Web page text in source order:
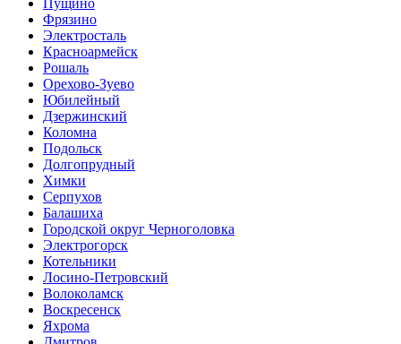
Пущино
Фрязино
Электросталь
Красноармейск
Рошаль
Орехово-Зуево
Юбилейный
Дзержинский
Коломна
Подольск
Долгопрудный
Химки
Серпухов
Балашиха
Городской округ Черноголовка
Электрогорск
Котельники
Лосино-Петровский
Волоколамск
Воскресенск
Яхрома